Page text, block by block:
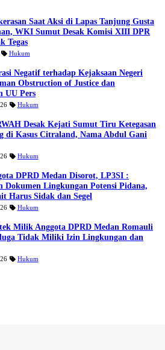
Saat Aksi di Lapas Tanjung Gusta
WKI Sumut Desak Komisi XIII DPR
Tegas
Hukum
Negatif terhadap Kejaksaan Negeri
Obstruction of Justice dan
UU Pers
Hukum
Desak Kejati Sumut Tiru Ketegasan
di Kasus Citraland, Nama Abdul Gani
Hukum
DPRD Medan Disorot, LP3SI :
Dokumen Lingkungan Potensi Pidana,
Harus Sidak dan Segel
Hukum
Milik Anggota DPRD Medan Romauli
Tidak Miliki Izin Lingkungan dan
Hukum